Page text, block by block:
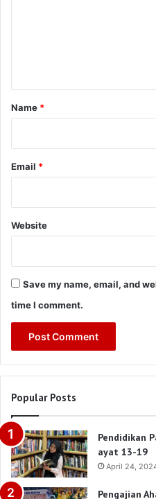
*
Name *
Email *
Website
Save my name, email, and
time I comment.
Popular Posts
Pendidikan
ayat 13-19
April 24,
Pengajian